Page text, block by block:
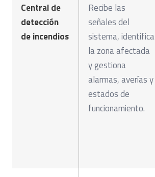
Central de
detección
de incendios
Recibe las
señales del
sistema, identifica
la zona afectada
y gestiona
alarmas, averías y
estados de
funcionamiento.